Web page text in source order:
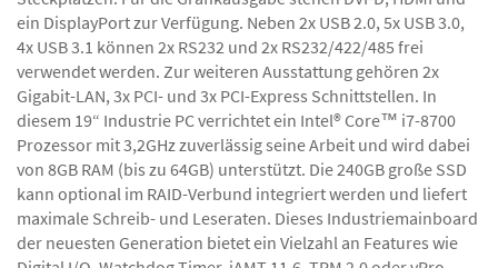
ein DisplayPort zur Verfügung. Neben 2x USB 2.0, 5x USB 3.0,
4x USB 3.1 können 2x RS232 und 2x RS232/422/485 frei
verwendet werden. Zur weiteren Ausstattung gehören 2x
Gigabit-LAN, 3x PCI- und 3x PCI-Express Schnittstellen. In
diesem 19“ Industrie PC verrichtet ein Intel® Core™ i7-8700
Prozessor mit 3,2GHz zuverlässig seine Arbeit und wird dabei
von 8GB RAM (bis zu 64GB) unterstützt. Die 240GB große SSD
kann optional im RAID-Verbund integriert werden und liefert
maximale Schreib- und Leseraten. Dieses Industriemainboard
der neuesten Generation bietet ein Vielzahl an Features wie